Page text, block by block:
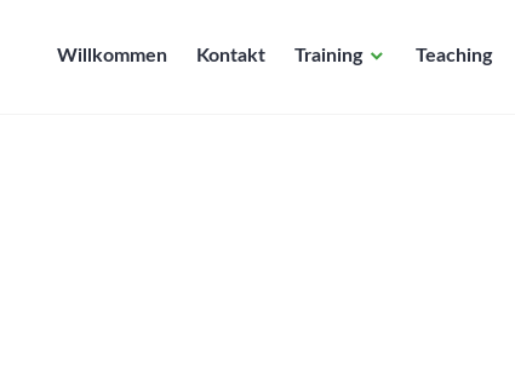
Willkommen Kontakt Training Teaching